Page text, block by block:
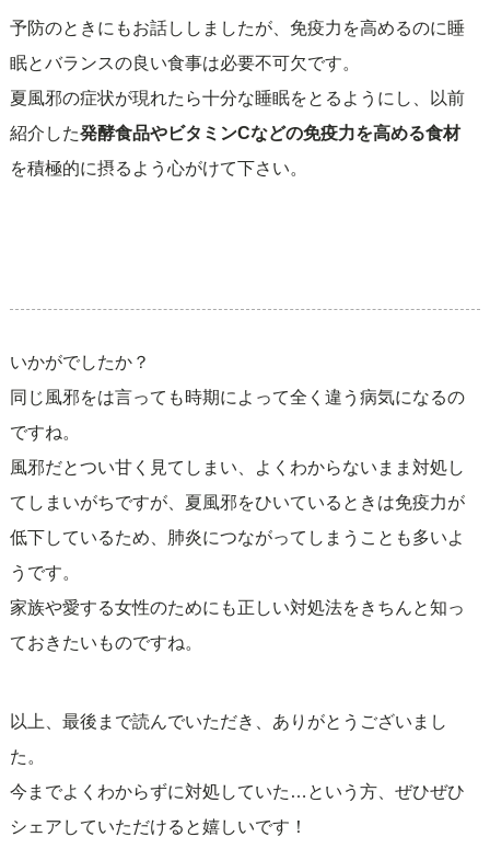
予防のときにもお話ししましたが、免疫力を高めるのに睡
眠とバランスの良い食事は必要不可欠です。
夏風邪の症状が現れたら十分な睡眠をとるようにし、以前
紹介した発酵食品やビタミンCなどの免疫力を高める食材
を積極的に摂るよう心がけて下さい。
いかがでしたか？
同じ風邪をは言っても時期によって全く違う病気になるの
ですね。
風邪だとつい甘く見てしまい、よくわからないまま対処し
てしまいがちですが、夏風邪をひいているときは免疫力が
低下しているため、肺炎につながってしまうことも多いよ
うです。
家族や愛する女性のためにも正しい対処法をきちんと知っ
ておきたいものですね。
以上、最後まで読んでいただき、ありがとうございまし
た。
今までよくわからずに対処していた…という方、ぜひぜひ
シェアしていただけると嬉しいです！